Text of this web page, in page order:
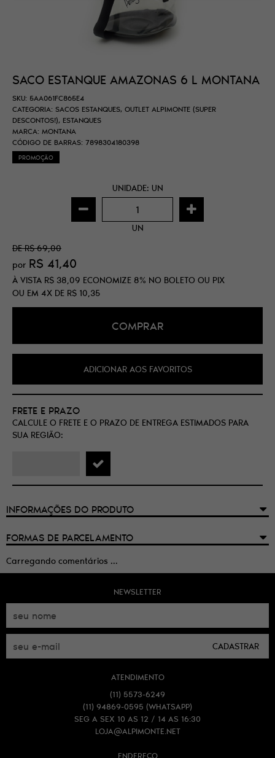
SACO ESTANQUE AMAZONAS 6 L MONTANA
SKU: 5AA061FC865E4
CATEGORIA: SACOS ESTANQUES, OUTLET ALPIMONTE (SUPER
DESCONTOS!), ESTANQUES
MARCA: MONTANA
CÓDIGO DE BARRAS: 7898304180398
PROMOÇÃO
UNIDADE: UN
UN
DE R$ 69,00
por R$ 41,40
À VISTA R$ 38,09 ECONOMIZE 8% NO BOLETO OU PIX
OU EM 4X DE R$ 10,35
COMPRAR
ADICIONAR AOS FAVORITOS
FRETE E PRAZO
CALCULE O FRETE E O PRAZO DE ENTREGA ESTIMADOS PARA
SUA REGIÃO:
INFORMAÇÕES DO PRODUTO
FORMAS DE PARCELAMENTO
Carregando comentários ...
NEWSLETTER
CADASTRAR
ATENDIMENTO
(11) 5573-6249
(11) 94869-0595 (WHATSAPP)
SEG A SEX 10 AS 12 / 14 AS 16:30
LOJA@ALPIMONTE.NET